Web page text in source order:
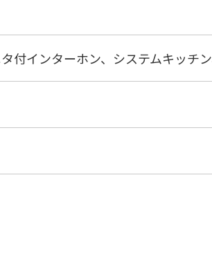
付インターホン、システムキッチ